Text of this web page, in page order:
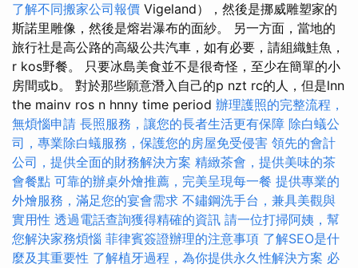
了解不同搬家公司報價 Vigeland），然後是挪威雕塑家的
斯諾里雕像，然後是熔岩瀑布的面紗。 另一方面，當地的
旅行社是高公路的高級公共汽車，如有必要，請組織鮭魚，
r kos野餐。 只要冰島美食並不是很奇怪，至少在簡單的小
房間或b。 對於那些願意潛入自己的p nzt rc的人，但是lnn
the mainv ros n hnny time period 辦理護照的完整流程，
無煩惱申請 長照服務，讓您的長者生活更有保障 除白蟻公
司，專業除白蟻服務，保護您的房屋免受侵害 領先的會計
公司，提供全面的財務解決方案 精緻茶會，提供美味的茶
會餐點 可靠的辦桌外燴推薦，完美呈現每一餐 提供專業的
外燴服務，滿足您的宴會需求 不鏽鋼洗手台，兼具美觀與
實用性 透過電話查詢獲得精確的資訊 請一位打掃阿姨，幫
您解決家務煩惱 菲律賓簽證辦理的注意事項 了解SEO是什
麼及其重要性 了解植牙過程，為你提供永久性解決方案 必